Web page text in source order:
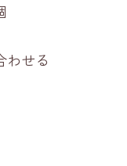
わせる